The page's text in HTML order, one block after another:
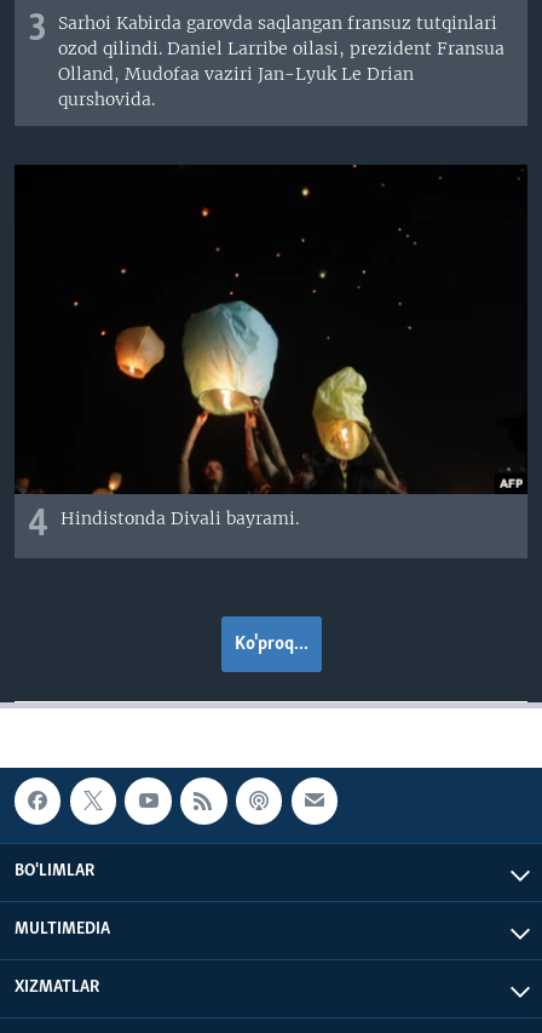
3
Sarhoi Kabirda garovda saqlangan fransuz tutqinlari
ozod qilindi. Daniel Larribe oilasi, prezident Fransua
Olland, Mudofaa vaziri Jan-Lyuk Le Drian
qurshovida.
4 Hindistonda Divali bayrami.
Ko'proq...
BO'LIMLAR
MULTIMEDIA
XIZMATLAR